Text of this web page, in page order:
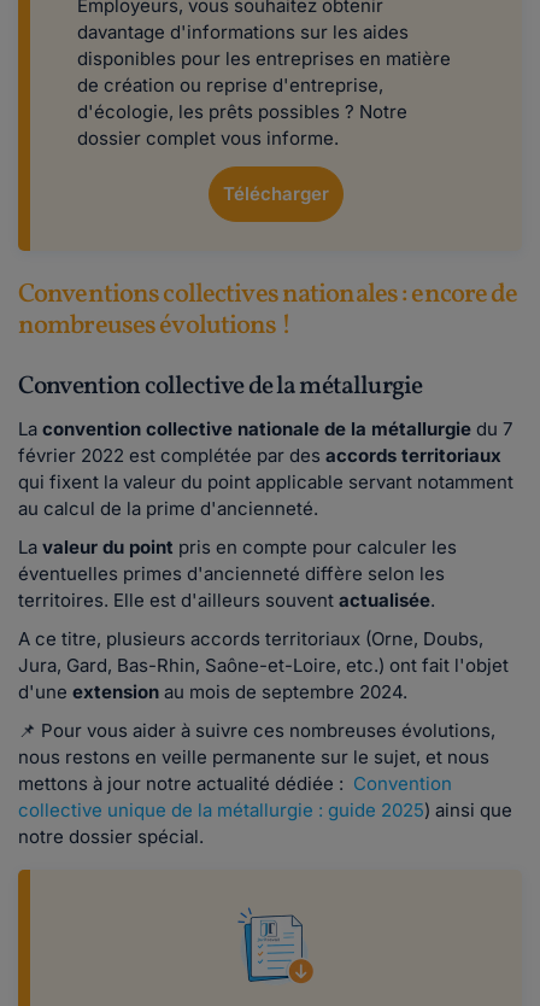
Employeurs, vous souhaitez obtenir
davantage d'informations sur les aides
disponibles pour les entreprises en matière
de création ou reprise d'entreprise,
d'écologie, les prêts possibles ? Notre
dossier complet vous informe.
Télécharger
Conventions collectives nationales : encore de
nombreuses évolutions !
Convention collective de la métallurgie
La convention collective nationale de la métallurgie du 7
février 2022 est complétée par des accords territoriaux
qui fixent la valeur du point applicable servant notamment
au calcul de la prime d'ancienneté.
La valeur du point pris en compte pour calculer les
éventuelles primes d'ancienneté diffère selon les
territoires. Elle est d'ailleurs souvent actualisée.
A ce titre, plusieurs accords territoriaux (Orne, Doubs,
Jura, Gard, Bas-Rhin, Saône-et-Loire, etc.) ont fait l'objet
d'une extension au mois de septembre 2024.
📌 Pour vous aider à suivre ces nombreuses évolutions,
nous restons en veille permanente sur le sujet, et nous
mettons à jour notre actualité dédiée : Convention
collective unique de la métallurgie : guide 2025) ainsi que
notre dossier spécial.